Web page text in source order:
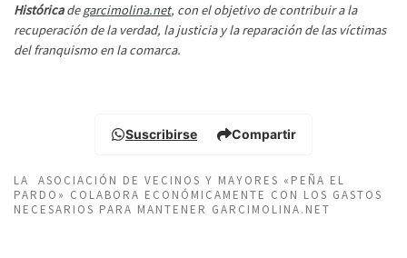
Históricadegarcimolina.net, con el objetivo de contribuir a la
recuperación de la verdad, la justicia y la reparación de las víctimas
del franquismo en la comarca.
Suscribirse Compartir
LA ASOCIACIÓN DE VECINOS Y MAYORES «PEÑA EL
PARDO» COLABORA ECONÓMICAMENTE CON LOS GASTOS
NECESARIOS PARA MANTENER GARCIMOLINA.NET